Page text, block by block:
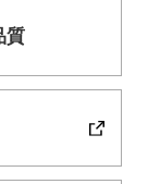
質